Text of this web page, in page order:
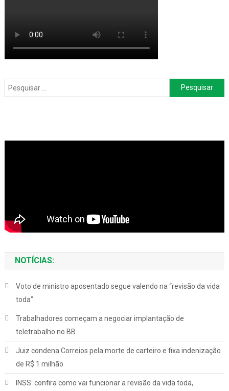
Pesquisar
por:
NOTÍCIAS:
Voto de ministro aposentado segue valendo na “revisão da vida
toda”
Trabalhadores começam a negociar implantação de
teletrabalho no BB
Juiz condena Correios pela morte de carteiro e fixa indenização
de R$ 1 milhão
INSS: confira como vai funcionar a revisão da vida toda,